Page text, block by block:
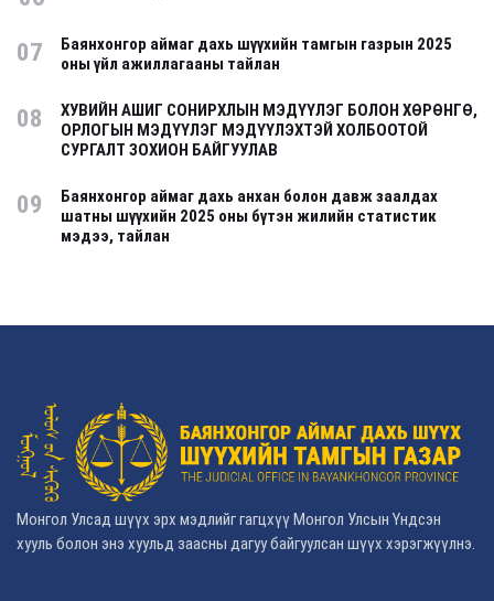
07
Баянхонгор аймаг дахь шүүхийн тамгын газрын 2025
оны үйл ажиллагааны тайлан
08
ХУВИЙН АШИГ СОНИРХЛЫН МЭДҮҮЛЭГ БОЛОН ХӨРӨНГӨ,
ОРЛОГЫН МЭДҮҮЛЭГ МЭДҮҮЛЭХТЭЙ ХОЛБООТОЙ
СУРГАЛТ ЗОХИОН БАЙГУУЛАВ
09
Баянхонгор аймаг дахь анхан болон давж заалдах
шатны шүүхийн 2025 оны бүтэн жилийн статистик
мэдээ, тайлан
Монгол Улсад шүүх эрх мэдлийг гагцхүү Монгол Улсын Үндсэн
хууль болон энэ хуульд заасны дагуу байгуулсан шүүх хэрэгжүүлнэ.